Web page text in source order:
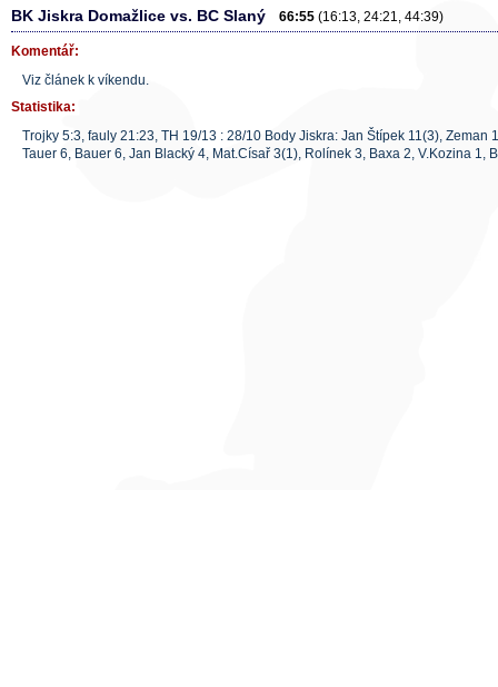
BK Jiskra Domažlice vs. BC Slaný 66:55 (16:13, 24:21, 44:39)
Komentář:
Viz článek k víkendu.
Statistika:
Trojky 5:3, fauly 21:23, TH 19/13 : 28/10 Body Jiskra: Jan Štípek 11(3), Zeman
Tauer 6, Bauer 6, Jan Blacký 4, Mat.Císař 3(1), Rolínek 3, Baxa 2, V.Kozina 1,